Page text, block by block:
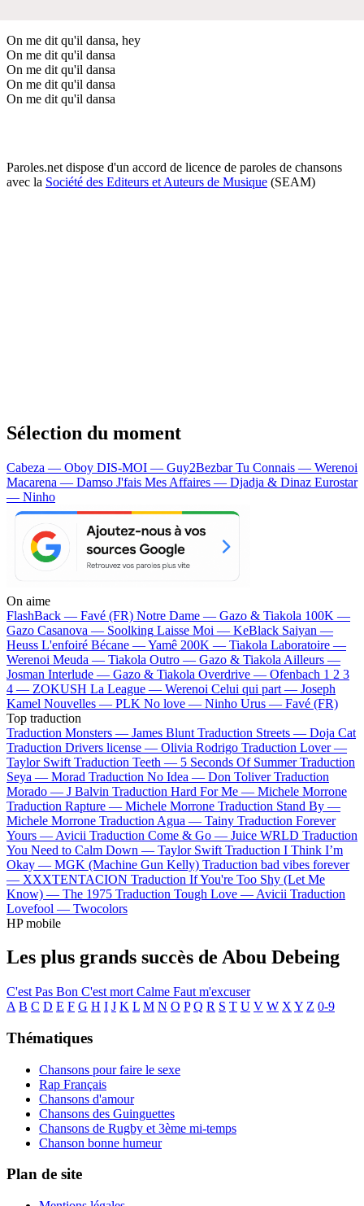
On me dit qu'il dansa, hey
On me dit qu'il dansa
On me dit qu'il dansa
On me dit qu'il dansa
On me dit qu'il dansa
Paroles.net dispose d'un accord de licence de paroles de chansons
avec la Société des Editeurs et Auteurs de Musique (SEAM)
Sélection du moment
Cabeza — Oboy DIS-MOI — Guy2BezbarTu Connais — Werenoi
Macarena — Damso J'fais Mes Affaires — Djadja & Dinaz Eurostar
— Ninho
On aime
FlashBack — Favé (FR) Notre Dame — Gazo & Tiakola 100K —
Gazo Casanova — Soolking Laisse Moi — KeBlack Saiyan —
Heuss L'enfoiré Bécane —Yamê 200K — Tiakola Laboratoire —
Werenoi Meuda — Tiakola Outro — Gazo & Tiakola Ailleurs —
Josman Interlude — Gazo & Tiakola Overdrive — Ofenbach 1 2 3
4 — ZOKUSH La League — Werenoi Celui qui part — Joseph
Kamel Nouvelles — PLK No love — Ninho Urus — Favé (FR)
Top traduction
Traduction Monsters — James Blunt Traduction Streets — Doja Cat
Traduction Drivers license — Olivia Rodrigo Traduction Lover —
Taylor Swift Traduction Teeth — 5 Seconds Of Summer Traduction
Seya — Morad Traduction No Idea — Don Toliver Traduction
Morado — J Balvin Traduction Hard For Me — Michele Morrone
Traduction Rapture — Michele Morrone Traduction Stand By —
Michele Morrone Traduction Agua — Tainy Traduction Forever
Yours — Avicii Traduction Come & Go — Juice WRLD Traduction
You Need to Calm Down — Taylor Swift Traduction I Think I’m
Okay — MGK (Machine Gun Kelly) Traduction bad vibes forever
— XXXTENTACION Traduction If You're Too Shy (Let Me
Know) — The 1975 Traduction Tough Love — Avicii Traduction
Lovefool — Twocolors
HP mobile
Les plus grands succès de Abou Debeing
C'est Pas Bon C'est mort Calme Faut m'excuser
A B C D E F G H I J K L M N O P Q R S T U V W X Y Z 0-9
Thématiques
Chansons pour faire le sexe
Rap Français
Chansons d'amour
Chansons des Guinguettes
Chansons de Rugby et 3ème mi-temps
Chanson bonne humeur
Plan de site